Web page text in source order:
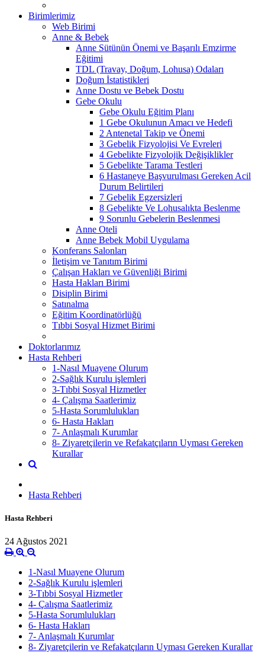
Birimlerimiz
Web Birimi
Anne & Bebek
Anne Sütünün Önemi ve Başarılı Emzirme
Eğitimi
TDL (Travay, Doğum, Lohusa) Odaları
Doğum İstatistikleri
Anne Dostu ve Bebek Dostu
Gebe Okulu
Gebe Okulu Eğitim Planı
1 Gebe Okulunun Amacı ve Hedefi
2 Antenetal Takip ve Önemi
3 Gebelik Fizyolojisi Ve Evreleri
4 Gebelikte Fizyolojik Değişiklikler
5 Gebelikte Tarama Testleri
6 Hastaneye Başvurulması Gereken Acil
Durum Belirtileri
7 Gebelik Egzersizleri
8 Gebelikte Ve Lohusalıkta Beslenme
9 Sorunlu Gebelerin Beslenmesi
Anne Oteli
Anne Bebek Mobil Uygulama
Konferans Salonları
İletişim ve Tanıtım Birimi
Çalışan Hakları ve Güvenliği Birimi
Hasta Hakları Birimi
Disiplin Birimi
Satınalma
Eğitim Koordinatörlüğü
Tıbbi Sosyal Hizmet Birimi
Doktorlarımız
Hasta Rehberi
1-Nasıl Muayene Olurum
2-Sağlık Kurulu işlemleri
3-Tıbbi Sosyal Hizmetler
4- Çalışma Saatlerimiz
5-Hasta Sorumlulukları
6- Hasta Hakları
7- Anlaşmalı Kurumlar
8- Ziyaretçilerin ve Refakatçıların Uyması Gereken
Kurallar
Hasta Rehberi
Hasta Rehberi
24 Ağustos 2021
1-Nasıl Muayene Olurum
2-Sağlık Kurulu işlemleri
3-Tıbbi Sosyal Hizmetler
4- Çalışma Saatlerimiz
5-Hasta Sorumlulukları
6- Hasta Hakları
7- Anlaşmalı Kurumlar
8- Ziyaretçilerin ve Refakatçıların Uyması Gereken Kurallar